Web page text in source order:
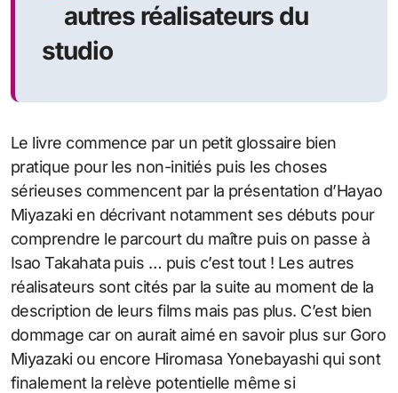
autres réalisateurs du
studio
Le livre commence par un petit glossaire bien
pratique pour les non-initiés puis les choses
sérieuses commencent par la présentation d’Hayao
Miyazaki en décrivant notamment ses débuts pour
comprendre le parcourt du maître puis on passe à
Isao Takahata puis … puis c’est tout ! Les autres
réalisateurs sont cités par la suite au moment de la
description de leurs films mais pas plus. C’est bien
dommage car on aurait aimé en savoir plus sur Goro
Miyazaki ou encore Hiromasa Yonebayashi qui sont
finalement la relève potentielle même si